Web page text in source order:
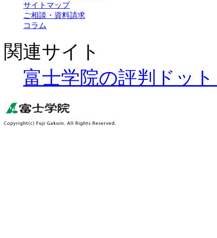
サイトマップ
ご相談・資料請求
コラム
関連サイト
富士学院の評判ドッ